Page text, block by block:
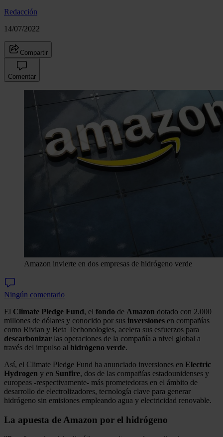
Redacción
14/07/2022
Compartir
Comentar
Amazon invierte en dos empresas de hidrógeno verde
Ningún comentario
El Climate Pledge Fund, el fondo de Amazon dotado con 2.000
millones de dólares y conocido por sus inversiones en compañías
como Rivian y Beta Techonologies, acelera sus esfuerzos para
descarbonizar las operaciones de la compañía a nivel global a
través del impulso al hidrógeno verde.
Así, el Climate Pledge Fund ha anunciado inversiones en Electric
Hydrogen y en Sunfire, dos de las compañías estadounidenses y
europeas -respectivamente- más prometedoras en el ámbito de
desarrollo de electrolizadores, tecnología clave para generar
hidrógeno sin emisiones empleando agua y electricidad renovable.
La apuesta de Amazon por el hidrógeno